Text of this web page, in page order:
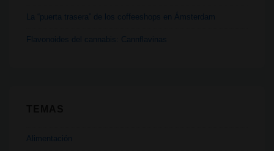
La “puerta trasera” de los coffeeshops en Ámsterdam
Flavonoides del cannabis: Cannflavinas
Alimentación